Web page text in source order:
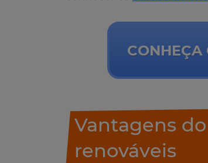
CONHEÇA
Vantagens
renováveis